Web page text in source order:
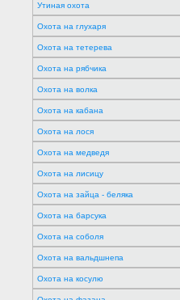
Утиная охота
Охота на глухаря
Охота на тетерева
Охота на рябчика
Охота на волка
Охота на кабана
Охота на лося
Охота на медведя
Охота на лисицу
Охота на зайца - беляка
Охота на барсука
Охота на соболя
Охота на вальдшнепа
Охота на косулю